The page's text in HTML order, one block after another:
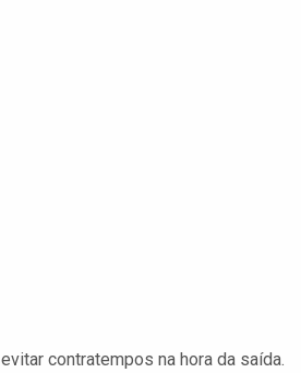
contratempos na hora da saída.